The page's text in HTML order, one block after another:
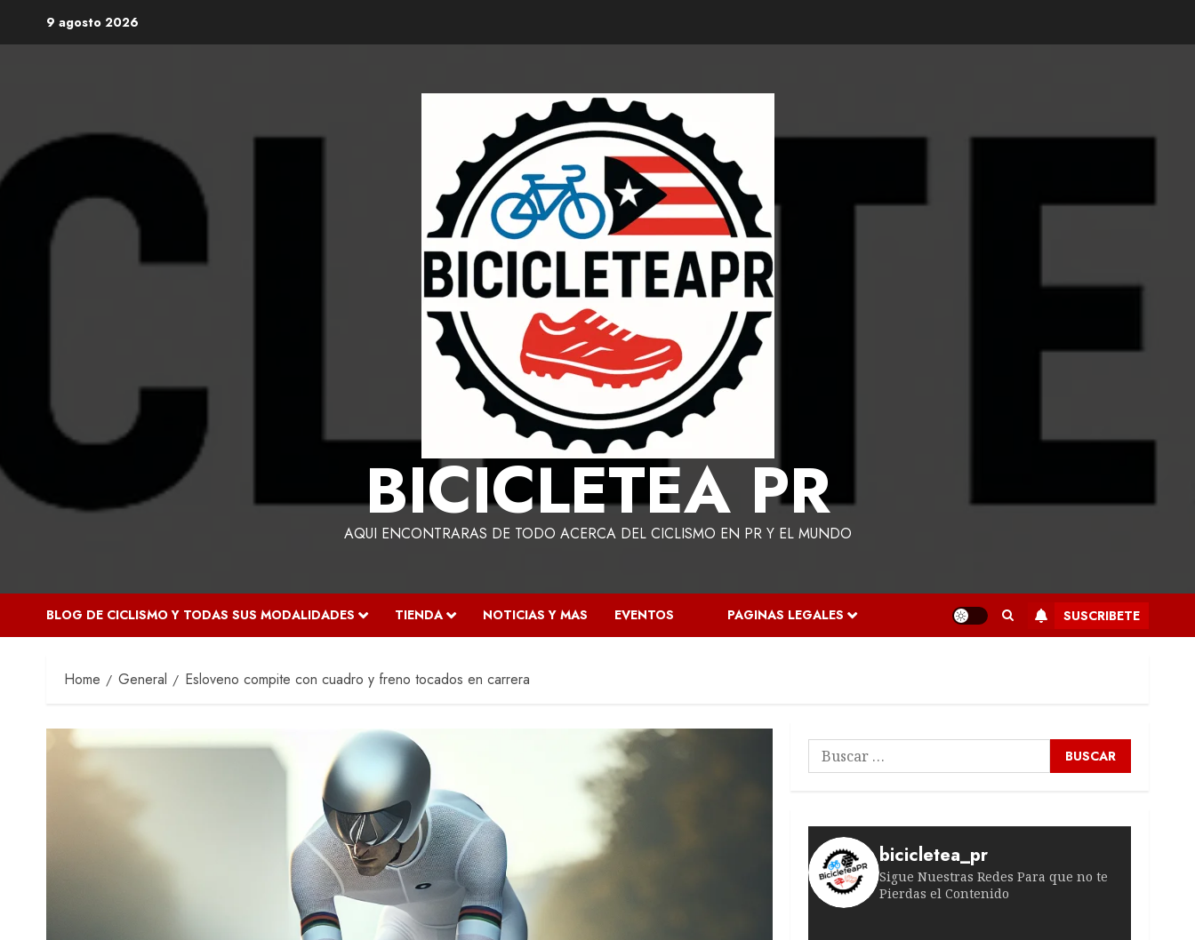
9 agosto 2026
BICICLETEA PR
AQUI ENCONTRARAS DE TODO ACERCA DEL CICLISMO EN PR Y EL MUNDO
BLOG DE CICLISMO Y TODAS SUS MODALIDADES TIENDA NOTICIAS Y MAS EVENTOS PAGINAS LEGALES SUSCRIBETE
Home General Esloveno compite con cuadro y freno tocados en carrera
Buscar:
bicicletea_pr
Sigue Nuestras Redes Para que no te
Pierdas el Contenido